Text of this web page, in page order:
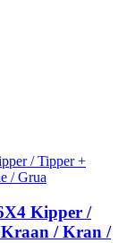
Kipper /
/ Kran /